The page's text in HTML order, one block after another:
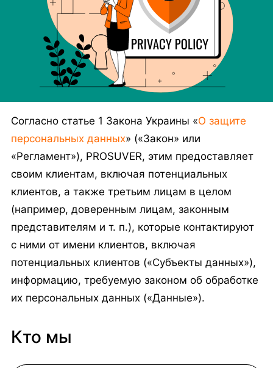
Согласно статье 1 Закона Украины «О защите
персональных данных» («Закон» или
«Регламент»), PROSUVER, этим предоставляет
своим клиентам, включая потенциальных
клиентов, а также третьим лицам в целом
(например, доверенным лицам, законным
представителям и т. п.), которые контактируют
с ними от имени клиентов, включая
потенциальных клиентов («Субъекты данных»),
информацию, требуемую законом об обработке
их персональных данных («Данные»).
Кто мы
на обработку персональных данных в соответствии
Политикой конфиденциальности
Отправить заявку